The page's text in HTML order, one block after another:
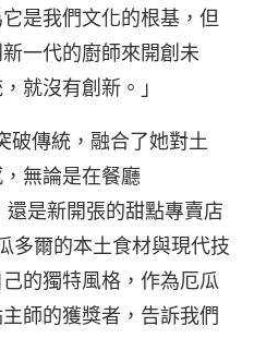
是我們文化的根基，但
一代的廚師來開創未
就沒有創新。」
破傳統，融合了她對土
無論是在餐廳
還是新開張的甜點專賣店
多爾的本土食材與現代技
的獨特風格，作為厄瓜
師的獲獎者，告訴我們